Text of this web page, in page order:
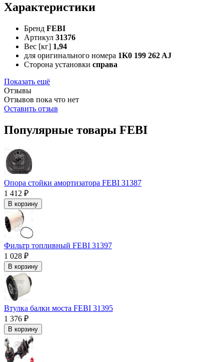
Характеристики
Бренд FEBI
Артикул 31376
Вес [кг] 1,94
для оригинального номера 1K0 199 262 AJ
Сторона установки справа
Показать ещё
Отзывы
Отзывов пока что нет
Оставить отзыв
Популярные товары FEBI
Опора стойки амортизатора FEBI 31387
1 412 ₽
В корзину
Фильтр топливный FEBI 31397
1 028 ₽
В корзину
Втулка балки моста FEBI 31395
1 376 ₽
В корзину